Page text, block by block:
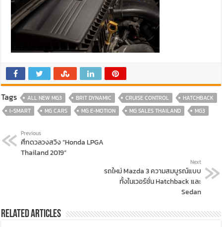
Tags ALL NEW MG3 BRIT DYNAMIC CRUISE CONTROL
HATCHBACK
I-SMART
MG CARS MG E-MOTION MG SALES THAILAND MG3
Previous
ศึกดวลวงสวิง “Honda LPGA
Thailand 2019”
Next
รถใหม่ Mazda 3 ความสมบูรณ์แบบ
ทั้งในเวอร์ชั่น Hatchback และ
Sedan
Related Articles